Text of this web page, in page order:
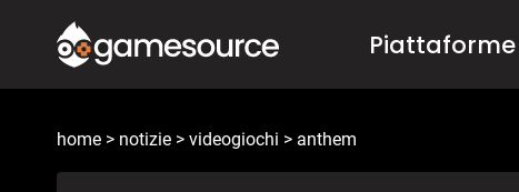
contenuto
Piattaforme
home > notizie > videogiochi > anthem